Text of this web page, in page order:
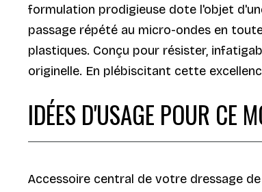
formulation prodigieuse dote l'objet
passage répété au micro-ondes en
plastiques. Conçu pour résister,
originelle. En plébiscitant cette
IDÉES D'USAGE POUR CE
Accessoire central de votre dressage